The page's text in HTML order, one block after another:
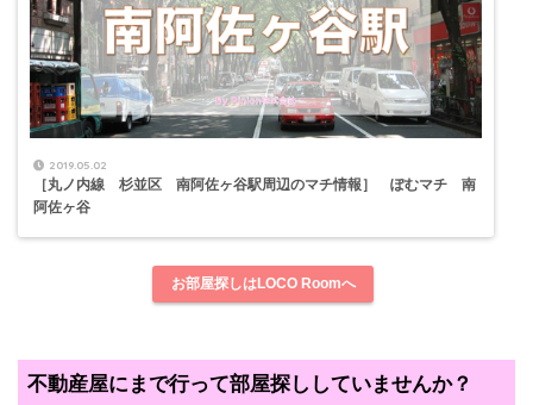
2019.05.02
［丸ノ内線 杉並区 南阿佐ヶ谷駅周辺のマチ情報］ ぽむマチ 南
阿佐ヶ谷
お部屋探しはLOCO Roomへ
不動産屋にまで行って部屋探ししていませんか？